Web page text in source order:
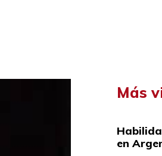
Más
en